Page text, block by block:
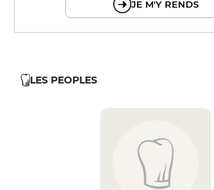
JE M'Y RENDS
LES PEOPLES